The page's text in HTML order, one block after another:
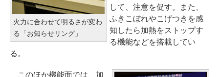
火力に合わせて明るさが変わ
る「お知らせリング」
して、注意を促す。また、
ふきこぼれやこげつきを感
知したら加熱をストップす
る機能などを搭載してい
る。
このほか機能面では、加